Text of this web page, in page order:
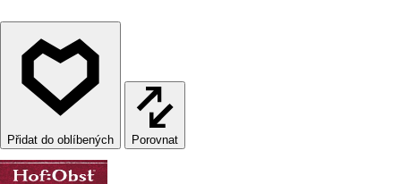
Porovnat